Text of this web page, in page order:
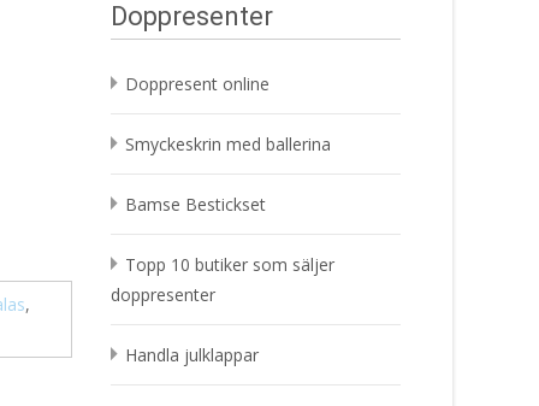
,
Doppresenter
Doppresent online
Smyckeskrin med ballerina
Bamse Bestickset
Topp 10 butiker som säljer
doppresenter
Handla julklappar